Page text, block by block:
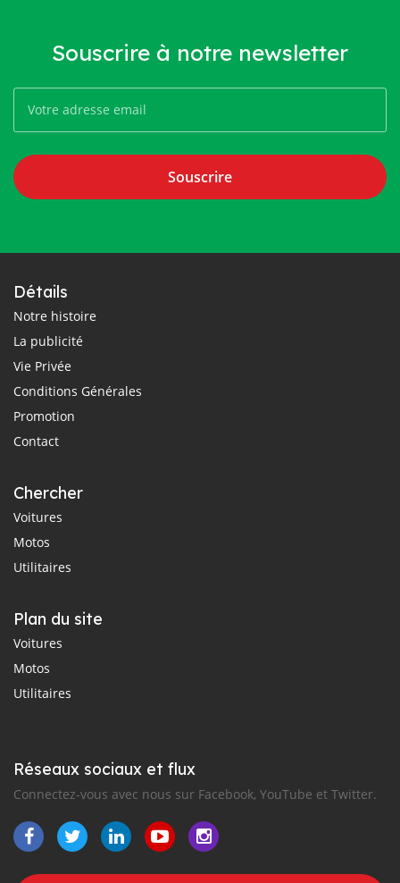
Souscrire à notre newsletter
Souscrire
Détails
Notre histoire
La publicité
Vie Privée
Conditions Générales
Promotion
Contact
Chercher
Voitures
Motos
Utilitaires
Plan du site
Voitures
Motos
Utilitaires
Réseaux sociaux et flux
Connectez-vous avec nous sur Facebook, YouTube et Twitter.